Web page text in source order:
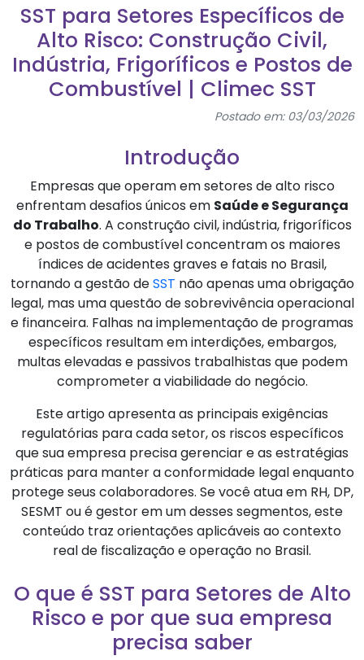
SST para Setores Específicos de
Alto Risco: Construção Civil,
Indústria, Frigoríficos e Postos de
Combustível | Climec SST
Postado em: 03/03/2026
Introdução
Empresas que operam em setores de alto risco
enfrentam desafios únicos em Saúde e Segurança
do Trabalho. A construção civil, indústria, frigoríficos
e postos de combustível concentram os maiores
índices de acidentes graves e fatais no Brasil,
tornando a gestão deSST não apenas uma obrigação
legal, mas uma questão de sobrevivência operacional
e financeira. Falhas na implementação de programas
específicos resultam em interdições, embargos,
multas elevadas e passivos trabalhistas que podem
comprometer a viabilidade do negócio.
Este artigo apresenta as principais exigências
regulatórias para cada setor, os riscos específicos
que sua empresa precisa gerenciar e as estratégias
práticas para manter a conformidade legal enquanto
protege seus colaboradores. Se você atua em RH, DP,
SESMT ou é gestor em um desses segmentos, este
conteúdo traz orientações aplicáveis ao contexto
real de fiscalização e operação no Brasil.
O que é SST para Setores de Alto
Risco e por que sua empresa
precisa saber